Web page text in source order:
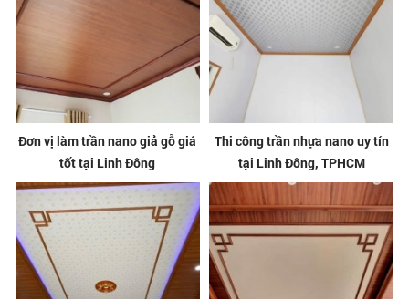
Đơn vị làm trần nano giả gỗ giá
tốt tại Linh Đông
Thi công trần nhựa nano uy tín
tại Linh Đông, TPHCM